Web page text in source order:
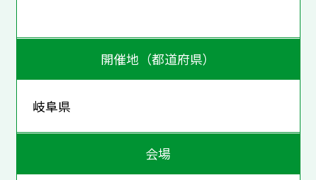
開催地（都道府県）
岐阜県
会場